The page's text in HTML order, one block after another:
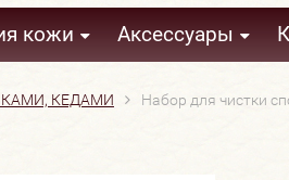
кожи Аксессуары
КЕДАМИ Набор для чистки